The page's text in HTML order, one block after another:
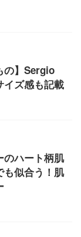
の】Sergio
ズ感も記載
のハート柄肌
も似合う！肌